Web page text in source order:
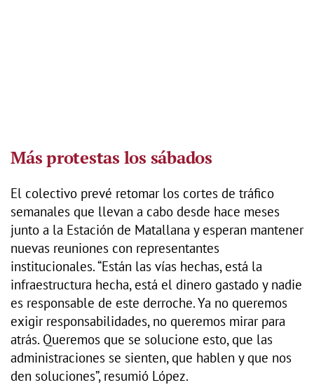
Más protestas los sábados
El colectivo prevé retomar los cortes de tráfico
semanales que llevan a cabo desde hace meses
junto a la Estación de Matallana y esperan mantener
nuevas reuniones con representantes
institucionales. “Están las vías hechas, está la
infraestructura hecha, está el dinero gastado y nadie
es responsable de este derroche. Ya no queremos
exigir responsabilidades, no queremos mirar para
atrás. Queremos que se solucione esto, que las
administraciones se sienten, que hablen y que nos
den soluciones”, resumió López.